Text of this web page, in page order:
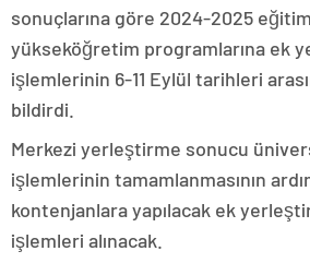
sonuçlarına göre 2024-2025
yükseköğretim programlarına ek
işlemlerinin 6-11 Eylül tarihleri
bildirdi.
Merkezi yerleştirme sonucu
işlemlerinin tamamlanmasının
kontenjanlara yapılacak ek
işlemleri alınacak.